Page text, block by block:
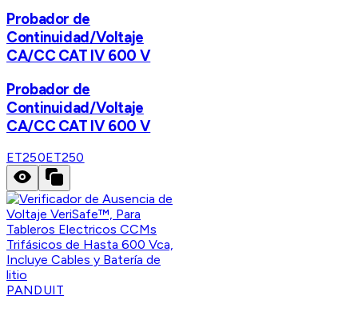
Probador de
Continuidad/Voltaje
CA/CC CAT IV 600 V
Probador de
Continuidad/Voltaje
CA/CC CAT IV 600 V
ET250ET250
PANDUIT